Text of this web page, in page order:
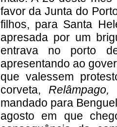
favor da Junta do
filhos, para Santa
apresada por um
entrava no porto
apresentando ao
que valessem
corveta,
mandado para
agosto em que